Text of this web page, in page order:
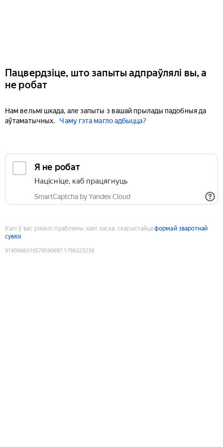
Пацвердзіце, што запыты адпраўлялі вы, а
не робат
Нам вельмі шкада, але запыты з вашай прылады падобныя да
аўтаматычных.
Чаму гэта магло адбыцца?
Я не робат
Націсніце, каб працягнуць
SmartCaptcha by Yandex Cloud
Калі ў вас узніклі праблемы, калі ласка, скарыстайцеформай зваротнай
сувязі
9190948019579590697:1786223239